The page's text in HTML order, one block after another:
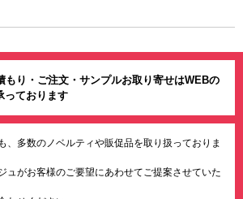
もり・ご注文・サンプルお取り寄せはWEBの
っております
、多数のノベルティや販促品を取り扱っておりま
ュがお客様のご要望にあわせてご提案させていた